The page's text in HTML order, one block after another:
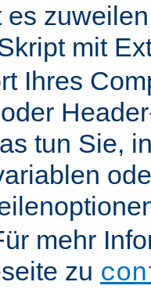
es
mit
Ihres
tun Sie,
mehr
zu